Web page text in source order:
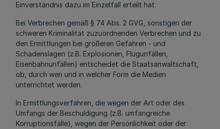
Einverständnis dazu im Einzelfall erteilt hat.
Bei Verbrechen gemäß § 74 Abs. 2 GVG, sonstigen der
schweren Kriminalität zuzuordnenden Verbrechen und zu
den Ermittlungen bei größeren Gefahren - und
Schadenslagen (z.B. Explosionen, Flugunfällen,
Eisenbahnunfällen) entscheidet die Staatsanwaltschaft,
ob, durch wen und in welcher Form die Medien
unterrichtet werden.
In Ermittlungsverfahren, die wegen der Art oder des
Umfangs der Beschuldigung (z.B. umfangreiche
Korruptionsfälle), wegen der Persönlichkeit oder der